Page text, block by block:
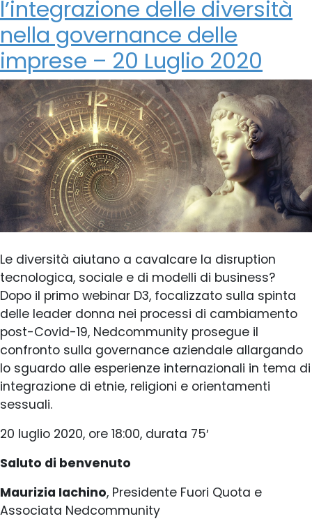
l’integrazione delle diversità
nella governance delle
imprese – 20 Luglio 2020
Le diversità aiutano a cavalcare la disruption
tecnologica, sociale e di modelli di business?
Dopo il primo webinar D3, focalizzato sulla spinta
delle leader donna nei processi di cambiamento
post-Covid-19, Nedcommunity prosegue il
confronto sulla governance aziendale allargando
lo sguardo alle esperienze internazionali in tema di
integrazione di etnie, religioni e orientamenti
sessuali.
20 luglio 2020, ore 18:00, durata 75′
Saluto di benvenuto
Maurizia Iachino, Presidente Fuori Quota e
Associata Nedcommunity